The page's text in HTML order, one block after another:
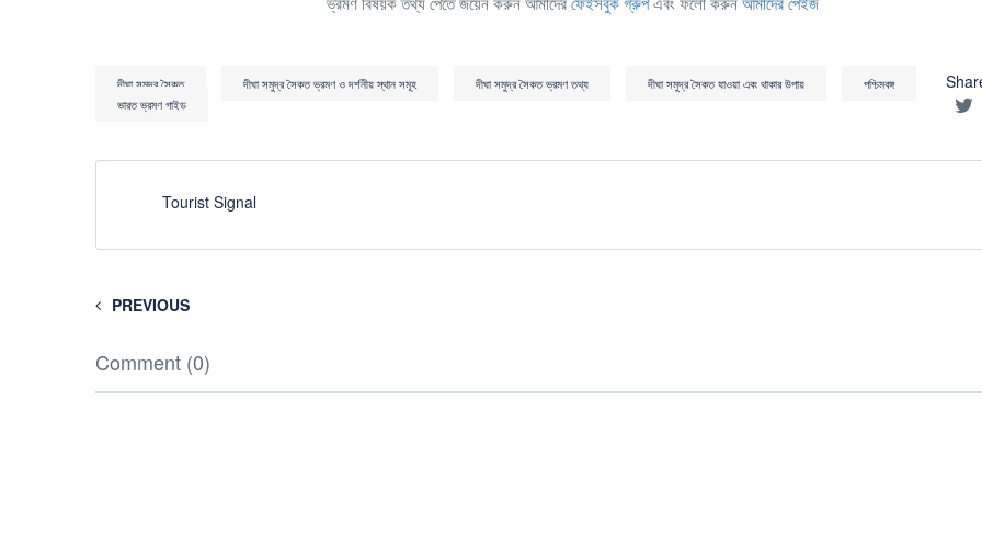
দীঘা সমুদ্র সৈকত দীঘা সমুদ্র সৈকত ভ্রমণ ও দর্শনীয় স্থান সমূহ দীঘা সমুদ্র সৈকত ভ্রমণ তথ্য দীঘা সমুদ্র সৈকত যাওয়া এবং থাকার উপায়
পশ্চিমবঙ্গ
ভারত ভ্রমণ গাইড
Tourist Signal
PREVIOUS
Comment (0)